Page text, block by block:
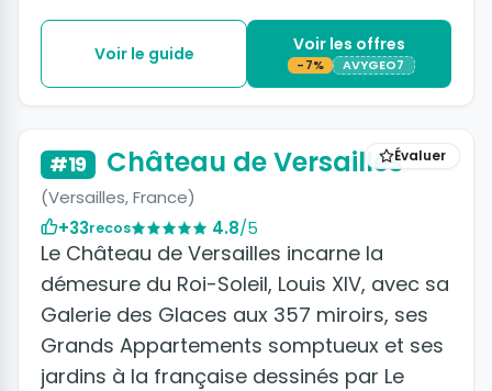
Voir le guide Voir les offres
-7% AVYGEO7
Évaluer
#19 Château de Versailles
(Versailles, France)
+33recos 4.8/5
Le Château de Versailles incarne la
démesure du Roi-Soleil, Louis XIV, avec sa
Galerie des Glaces aux 357 miroirs, ses
Grands Appartements somptueux et ses
jardins à la française dessinés par Le